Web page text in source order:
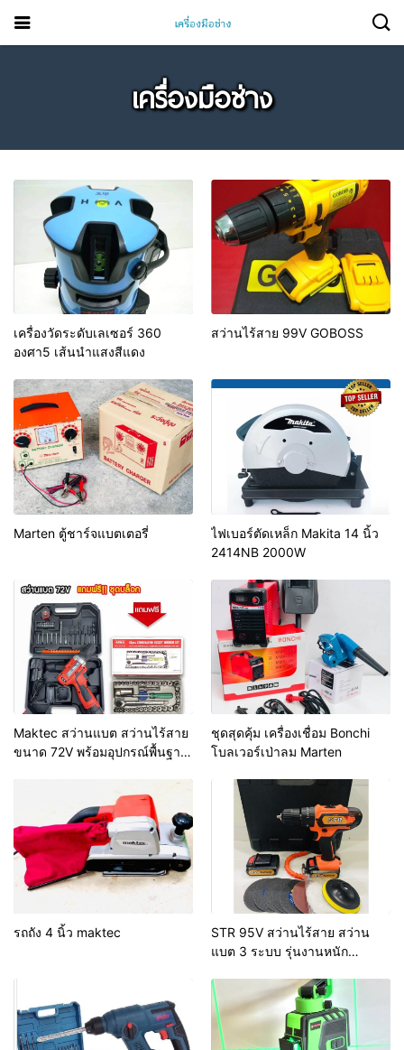
เครื่องมือช่าง
เครื่องวัดระดับเลเซอร์ 360
องศา5 เส้นนำแสงสีแดง
สว่านไร้สาย 99V GOBOSS
Marten ตู้ชาร์จแบตเตอรี่
ไฟเบอร์ตัดเหล็ก Makita 14 นิ้ว
2414NB 2000W
Maktec สว่านแบต สว่านไร้สาย
ขนาด 72V พร้อมอุปกรณ์พื้นฐาน
ชุดสุดคุ้ม เครื่องเชื่อม Bonchi
โบลเวอร์เป่าลม Marten
รถถัง 4 นิ้ว maktec
STR 95V สว่านไร้สาย สว่าน
แบต 3 ระบบ รุ่นงานหนัก
ทั่วไป Made in japan แท้